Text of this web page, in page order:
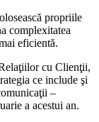
propriile
complexitatea
eficientă.
cu Clienţii,
ce include şi
–
a acestui an.